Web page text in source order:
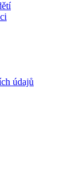
údajů